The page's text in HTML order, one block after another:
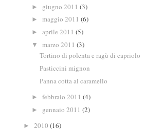
► giugno 2011 (3)
► maggio 2011 (6)
► aprile 2011 (5)
▼ marzo 2011 (3)
Tortino di polenta e ragù di capriolo
Pasticcini mignon
Panna cotta al caramello
► febbraio 2011 (4)
► gennaio 2011 (2)
► 2010 (16)